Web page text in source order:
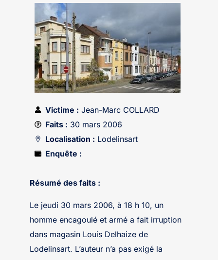
Victime : Jean-Marc COLLARD
Faits : 30 mars 2006
Localisation : Lodelinsart
Enquête :
Résumé des faits :
Le jeudi 30 mars 2006, à 18 h 10, un
homme encagoulé et armé a fait irruption
dans magasin Louis Delhaize de
Lodelinsart. L’auteur n’a pas exigé la